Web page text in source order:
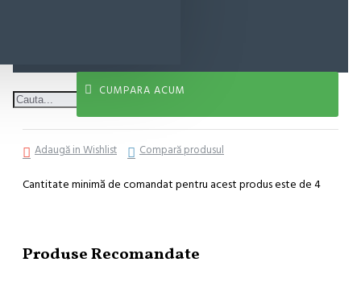
CUMPARA ACUM
Adaugă in Wishlist Compară produsul
Cantitate minimă de comandat pentru acest produs este de 4
Produse Recomandate